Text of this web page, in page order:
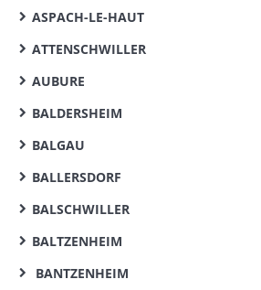
ASPACH-LE-HAUT
ATTENSCHWILLER
AUBURE
BALDERSHEIM
BALGAU
BALLERSDORF
BALSCHWILLER
BALTZENHEIM
BANTZENHEIM